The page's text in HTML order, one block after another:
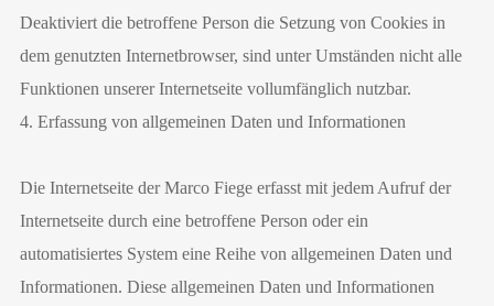
Deaktiviert die betroffene Person die Setzung von Cookies in
dem genutzten Internetbrowser, sind unter Umständen nicht alle
Funktionen unserer Internetseite vollumfänglich nutzbar.
4. Erfassung von allgemeinen Daten und Informationen
Die Internetseite der Marco Fiege erfasst mit jedem Aufruf der
Internetseite durch eine betroffene Person oder ein
automatisiertes System eine Reihe von allgemeinen Daten und
Informationen. Diese allgemeinen Daten und Informationen